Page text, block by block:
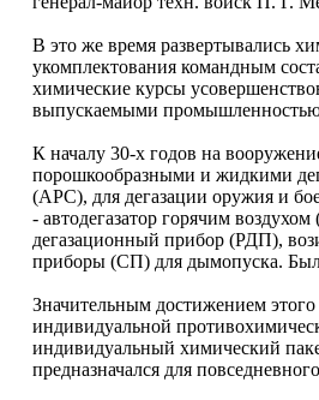
В это же время развертывались
укомплектования командным
химические курсы
выпускаемыми
К началу 30-х годов на
порошкообразными и жидкими
(АРС), для дегазации оружия и
- автодегазатор горячим
дегазационный прибор (РДП),
приборы (СП) для дымопуска.
Значительным достижением
индивидуальной
индивидуальный химический
предназначался для